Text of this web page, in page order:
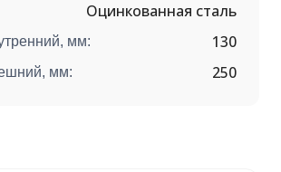
Оцинкованная сталь
мм: 130
мм: 250